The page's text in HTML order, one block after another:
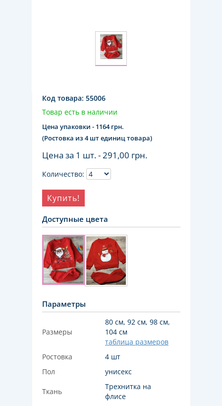
Код товара: 55006
Товар есть в наличии
Цена упаковки - 1164 грн.
(Ростовка из 4 шт единиц товара)
Цена за 1 шт. -291,00 грн.
Количество:
Купить!
Доступные цвета
Параметры
Размеры
80 см, 92 см, 98 см,
104 см
таблица размеров
Ростовка
4 шт
Пол
унисекс
Ткань
Трехнитка на
флисе